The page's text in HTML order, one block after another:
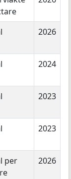
2026
2024
2023
2023
per
2026